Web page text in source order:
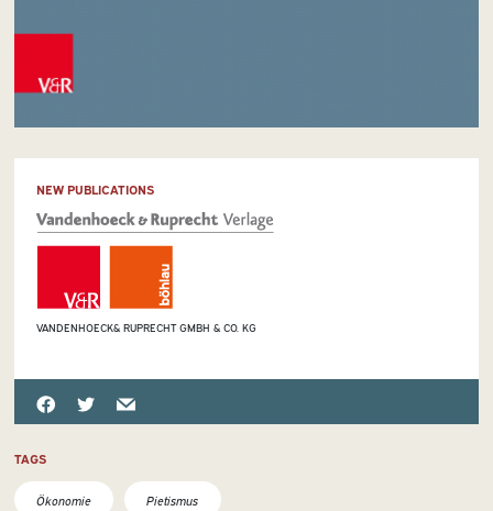
NEW PUBLICATIONS
VANDENHOECK& RUPRECHT GMBH & CO. KG
TAGS
Ökonomie Pietismus